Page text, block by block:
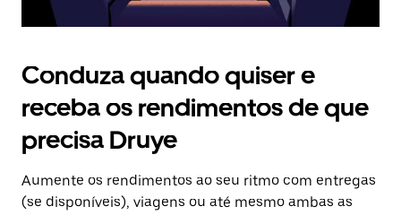
Conduza quando quiser e
receba os rendimentos de que
precisa Druye
Aumente os rendimentos ao seu ritmo com entregas
(se disponíveis), viagens ou até mesmo ambas as